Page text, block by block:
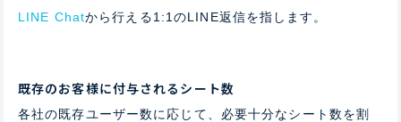
LINE Chatから行える1:1のLINE返信を指します。
既存のお客様に付与されるシート数
各社の既存ユーザー数に応じて、必要十分なシート数を割